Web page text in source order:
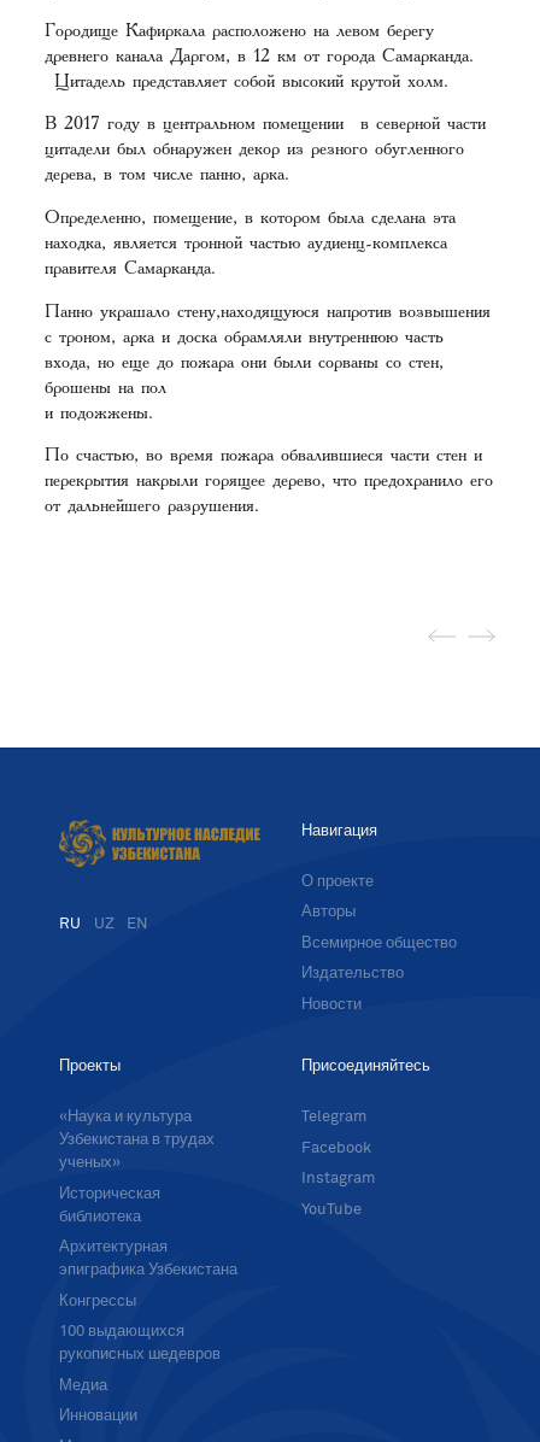
Городище Кафиркала расположено на левом берегу
древнего канала Даргом, в 12 км от города Самарканда.
Цитадель представляет собой высокий крутой холм.
В 2017 году в центральном помещении в северной части
цитадели был обнаружен декор из резного обугленного
дерева, в том числе панно, арка.
Определенно, помещение, в котором была сделана эта
находка, является тронной частью аудиенц-комплекса
правителя Самарканда.
Панно украшало стену,находящуюся напротив возвышения
с троном, арка и доска обрамляли внутреннюю часть
входа, но еще до пожара они были сорваны со стен,
брошены на пол
и подожжены.
По счастью, во время пожара обвалившиеся части стен и
перекрытия накрыли горящее дерево, что предохранило его
от дальнейшего разрушения.
RU UZ EN
Навигация
О проекте
Авторы
Всемирное общество
Издательство
Новости
Проекты
«Наука и культура
Узбекистана в трудах
ученых»
Историческая
библиотека
Архитектурная
эпиграфика Узбекистана
Конгрессы
100 выдающихся
рукописных шедевров
Медиа
Инновации
Присоединяйтесь
Telegram
Facebook
Instagram
YouTube